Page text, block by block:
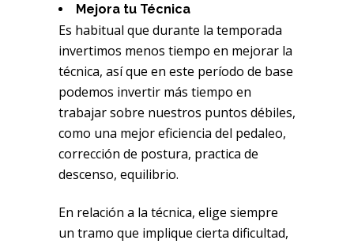
Mejora tu Técnica
Es habitual que durante la temporada
invertimos menos tiempo en mejorar la
técnica, así que en este período de base
podemos invertir más tiempo en
trabajar sobre nuestros puntos débiles,
como una mejor eficiencia del pedaleo,
corrección de postura, practica de
descenso, equilibrio.
En relación a la técnica, elige siempre
un tramo que implique cierta dificultad,